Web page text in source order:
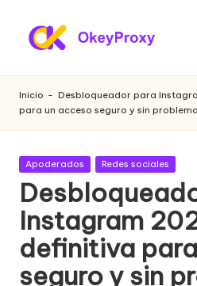
Saltar
P
r
o
xi
e
s
r
e
proxies
sobre
proxies
web
gratuitos
de
prueba,
tutoriales
Inicio - Desbloqueador para
para un acceso seguro y sin
Publicada
Apoderados Redes sociales
Instagram
definitiva
seguro y sin